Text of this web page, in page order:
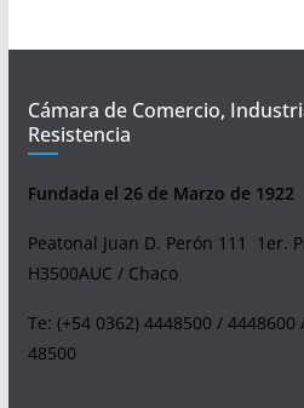
Cámara de Comercio,
Resistencia
Fundada el 26 de Marzo de 1922
Peatonal Juan D. Perón 111 1er.
H3500AUC / Chaco
Te: (+54 0362) 4448500 /
48500